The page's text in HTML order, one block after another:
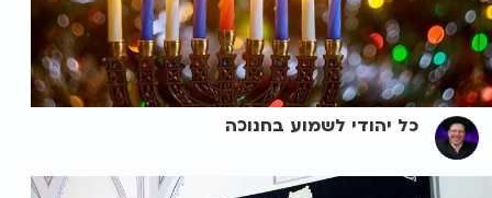
כל יהודי לשמוע בחנוכה